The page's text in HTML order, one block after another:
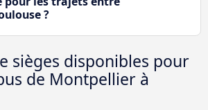
?
sièges disponibles pour
de Montpellier à